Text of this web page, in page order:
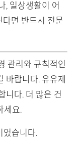
, 일상생활이 어
면 반드시 전문
관리와 규칙적인
바랍니다. 유유제
니다. 더 많은 건
세요.
었습니다.